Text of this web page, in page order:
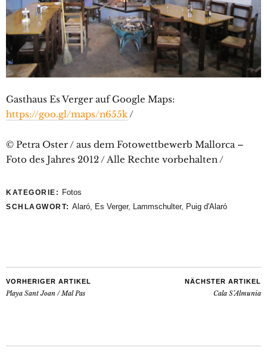
Gasthaus Es Verger auf Google Maps:
https://goo.gl/maps/n655k/
© Petra Oster / aus dem Fotowettbewerb Mallorca –
Foto des Jahres 2012 / Alle Rechte vorbehalten /
KATEGORIE: Fotos
SCHLAGWORT: Alaró Es Verger, Lammschulter, Puig d'Alaró
VORHERIGER ARTIKEL
Playa Sant Joan / Mal Pas
NÄCHSTER ARTIKEL
Cala S’Almunia